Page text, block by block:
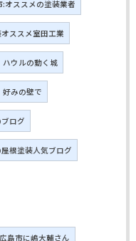
:オススメの塗装業者
ススメ室田工業
ハウルの動く城
好みの壁で
ログ
根塗装人気ブログ
広島市に嶋大輔さん